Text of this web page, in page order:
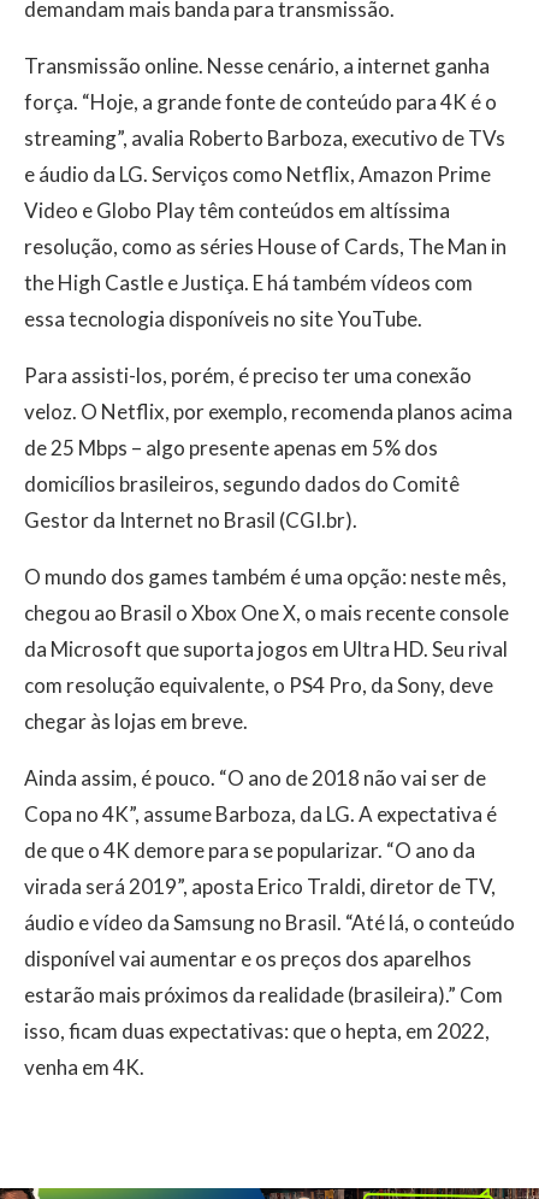
demandam mais banda para transmissão.
Transmissão online. Nesse cenário, a internet ganha
força. “Hoje, a grande fonte de conteúdo para 4K é o
streaming”, avalia Roberto Barboza, executivo de TVs
e áudio da LG. Serviços como Netflix, Amazon Prime
Video e Globo Play têm conteúdos em altíssima
resolução, como as séries House of Cards, The Man in
the High Castle e Justiça. E há também vídeos com
essa tecnologia disponíveis no site YouTube.
Para assisti-los, porém, é preciso ter uma conexão
veloz. O Netflix, por exemplo, recomenda planos acima
de 25 Mbps – algo presente apenas em 5% dos
domicílios brasileiros, segundo dados do Comitê
Gestor da Internet no Brasil (CGI.br).
O mundo dos games também é uma opção: neste mês,
chegou ao Brasil o Xbox One X, o mais recente console
da Microsoft que suporta jogos em Ultra HD. Seu rival
com resolução equivalente, o PS4 Pro, da Sony, deve
chegar às lojas em breve.
Ainda assim, é pouco. “O ano de 2018 não vai ser de
Copa no 4K”, assume Barboza, da LG. A expectativa é
de que o 4K demore para se popularizar. “O ano da
virada será 2019”, aposta Erico Traldi, diretor de TV,
áudio e vídeo da Samsung no Brasil. “Até lá, o conteúdo
disponível vai aumentar e os preços dos aparelhos
estarão mais próximos da realidade (brasileira).” Com
isso, ficam duas expectativas: que o hepta, em 2022,
venha em 4K.